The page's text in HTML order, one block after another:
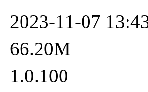
2023-11-07
66.20M
1.0.100